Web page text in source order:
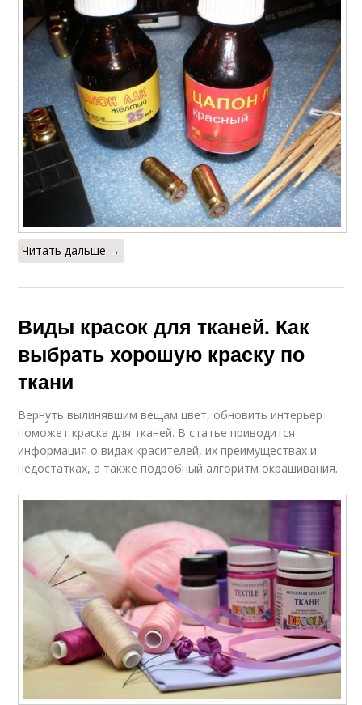
Читать дальше →
Виды красок для тканей. Как
выбрать хорошую краску по
ткани
Вернуть вылинявшим вещам цвет, обновить интерьер
поможет краска для тканей. В статье приводится
информация о видах красителей, их преимуществах и
недостатках, а также подробный алгоритм окрашивания.